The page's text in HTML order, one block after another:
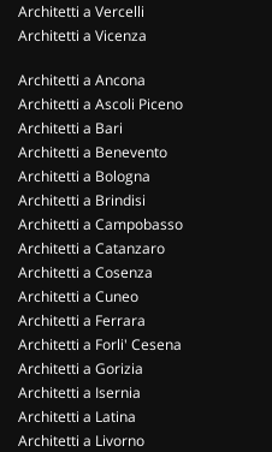
Architetti a Vercelli
Architetti a Vicenza
Architetti a Ancona
Architetti a Ascoli Piceno
Architetti a Bari
Architetti a Benevento
Architetti a Bologna
Architetti a Brindisi
Architetti a Campobasso
Architetti a Catanzaro
Architetti a Cosenza
Architetti a Cuneo
Architetti a Ferrara
Architetti a Forli' Cesena
Architetti a Gorizia
Architetti a Isernia
Architetti a Latina
Architetti a Livorno